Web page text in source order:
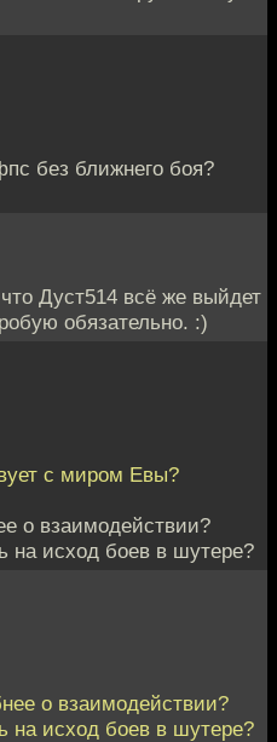
без ближнего боя?
Дуст514 всё же выйдет
обязательно. :)
с миром Евы?
о взаимодействии?
на исход боев в шутере?
о взаимодействии?
на исход боев в шутере?